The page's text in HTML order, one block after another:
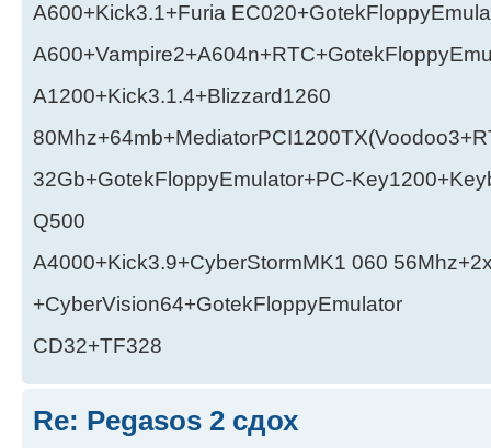
A600+Kick3.1+Furia
A1200+Kick3.1.4+Blizzard1260
32Gb+GotekFloppyEmulator+PC-
Q500
A4000+Kick3.9+CyberStormMK1 060
+CyberVision64+GotekFloppyEmulator
CD32+TF328
Re: Pegasos 2 сдох